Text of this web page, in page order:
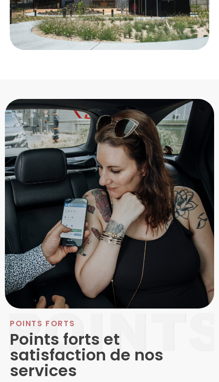
POINTS FORTS
Points forts et
satisfaction de nos
services